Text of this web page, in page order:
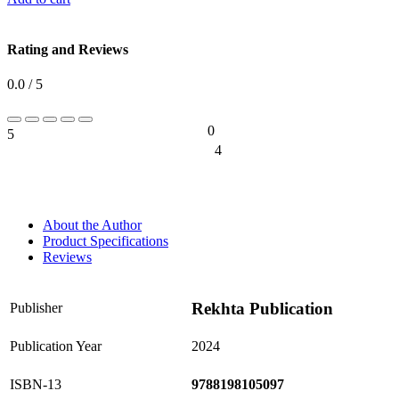
Rating and Reviews
0.0 / 5
5
0
4
About the Author
Product Specifications
Reviews
Publisher Rekhta Publication
Publication Year 2024
ISBN-13 9788198105097